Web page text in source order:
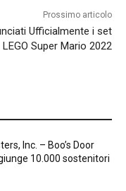
Prossimo articolo
Ufficialmente i set
LEGO Super Mario 2022
Inc. – Boo’s Door
10.000 sostenitori